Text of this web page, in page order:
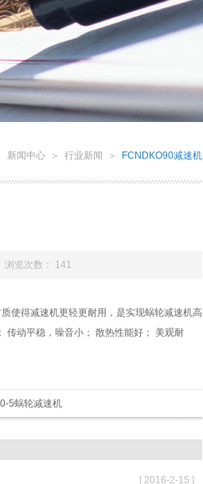
新闻中心 ＞ 行业新闻 ＞ FCNDKO90减速机
览次数： 141
使得减速机更轻更耐用，是实现蜗轮减速机高
传动平稳，噪音小； 散热性能好； 美观耐
5蜗轮减速机
[ 2016-2-15 ]